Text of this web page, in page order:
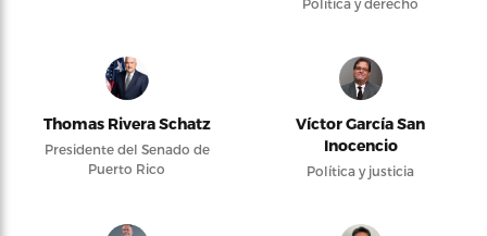
Thomas Rivera Schatz
Presidente del Senado de
Puerto Rico
Víctor García San
Inocencio
Política y justicia